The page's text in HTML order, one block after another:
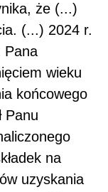
że (...)
(...) 2024 r.
Pana
wieku
końcowego
Panu
na
uzyskania